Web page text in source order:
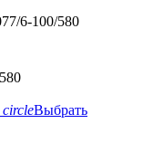
6-100/580
Выбрать